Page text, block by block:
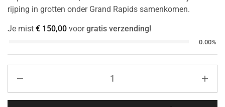
rijping in grotten onder Grand Rapids samenkomen.
Je mist € 150,00 voorgratis verzending!
0.00%